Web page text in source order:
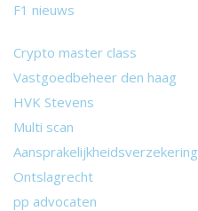
F1 nieuws
Crypto master class
Vastgoedbeheer den haag
HVK Stevens
Multi scan
Aansprakelijkheidsverzekering
Ontslagrecht
pp advocaten